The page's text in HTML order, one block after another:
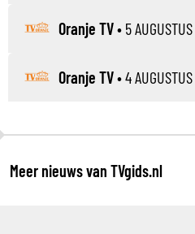
Oranje TV• 5 AUGUSTUS
Oranje TV•4 AUGUSTUS
Meer nieuws van TVgids.nl